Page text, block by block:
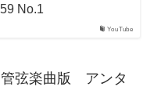
YouTube
No.1
弦楽曲版 アンタ